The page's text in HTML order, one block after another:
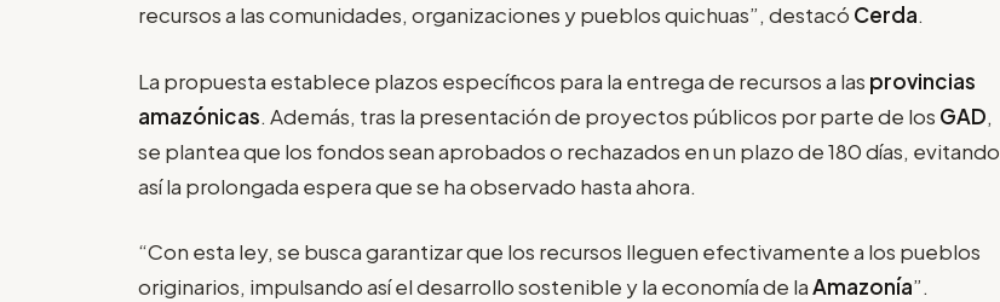
recursos a las comunidades, organizaciones y pueblos quichuas”, destacó Cerda.
La propuesta establece plazos específicos para la entrega de recursos a las provincias
amazónicas. Además, tras la presentación de proyectos públicos por parte de los GAD,
se plantea que los fondos sean aprobados o rechazados en un plazo de 180 días, evitando
así la prolongada espera que se ha observado hasta ahora.
“Con esta ley, se busca garantizar que los recursos lleguen efectivamente a los pueblos
originarios, impulsando así el desarrollo sostenible y la economía de laAmazonía”.